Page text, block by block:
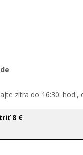
zítra do 16:30. hod.,
8 €